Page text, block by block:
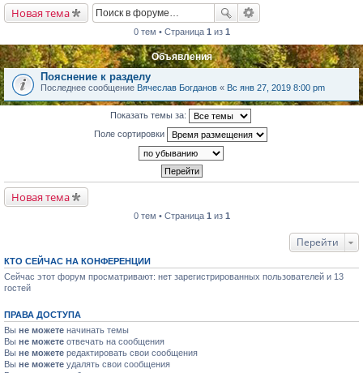
Новая тема
0 тем • Страница 1 из 1
Объявления
Пояснение к разделу
Последнее сообщение Вячеслав Богданов « Вс янв 27, 2019 8:00 pm
Показать темы за:
Поле сортировки
Новая тема
0 тем • Страница 1 из 1
Перейти
КТО СЕЙЧАС НА КОНФЕРЕНЦИИ
Сейчас этот форум просматривают: нет зарегистрированных пользователей и 13
гостей
ПРАВА ДОСТУПА
Вы не можете начинать темы
Вы не можете отвечать на сообщения
Вы не можете редактировать свои сообщения
Вы не можете удалять свои сообщения